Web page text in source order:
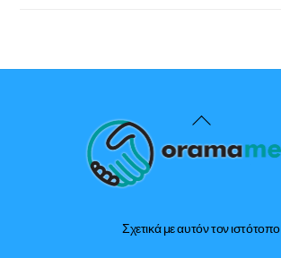
Back
To
Σχετικά με αυτόν τον ιστότοπο